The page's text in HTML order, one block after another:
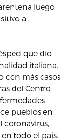
luego
a
que dio
italiana.
con más casos
del Centro
pueblos en
coronavirus,
todo el país.